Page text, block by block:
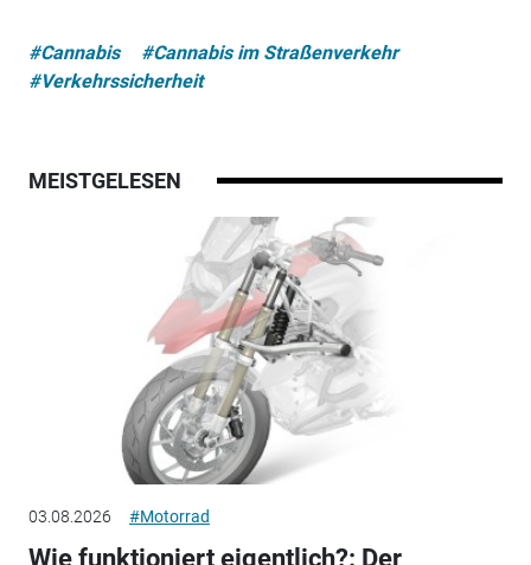
#Cannabis
#Cannabis im Straßenverkehr
#Verkehrssicherheit
MEISTGELESEN
03.08.2026 #Motorrad
Wie funktioniert eigentlich?: Der